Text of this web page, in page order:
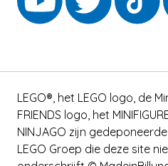
LEGO®, het LEGO logo, de
FRIENDS logo, het
NINJAGO zijn
LEGO Groep die deze site